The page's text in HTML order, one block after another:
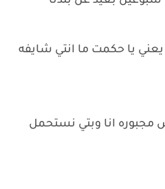
يا حكمت ما انتي شايفه
انا وبتي نستحمل